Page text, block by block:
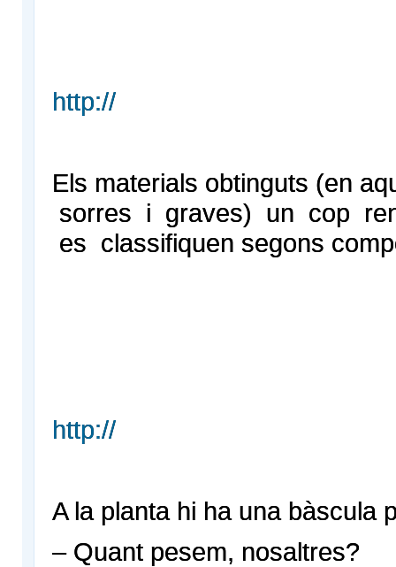
http://
Els materials obtinguts (en
sorres i graves) un cop
es classifiquen segons
http://
A la planta hi ha una bàscula
– Quant pesem, nosaltres?